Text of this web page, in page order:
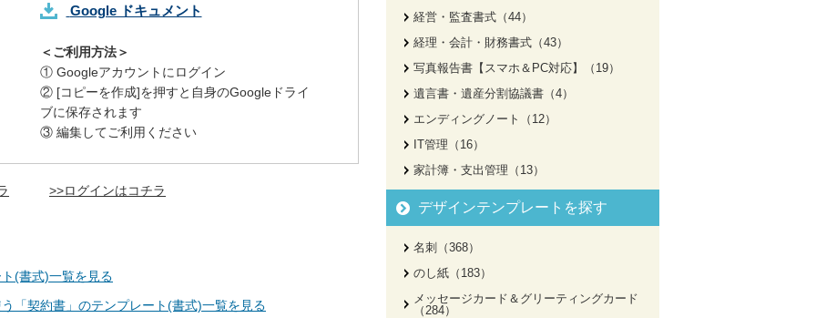
Google ドキュメント
＜ご利用方法＞
① Googleアカウントにログイン
② [コピーを作成]を押すと自身のGoogleドライ
ブに保存されます
③ 編集してご利用ください
>>ログインはコチラ
(書式)一覧を見る
「契約書」のテンプレート(書式)一覧を見る
経営・監査書式（44）
経理・会計・財務書式（43）
写真報告書【スマホ＆PC対応】（19）
遺言書・遺産分割協議書（4）
エンディングノート（12）
IT管理（16）
家計簿・支出管理（13）
デザインテンプレートを探す
名刺（368）
のし紙（183）
メッセージカード＆グリーティングカード
（284）